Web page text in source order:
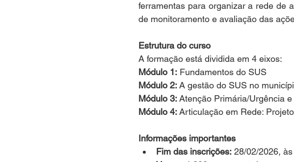
ferramentas para organizar a rede de
de monitoramento e avaliação das
Estrutura do curso
A formação está dividida em 4 eixos:
Módulo 1: Fundamentos do SUS
Módulo 2: A gestão do SUS no municípi
Módulo 3: Atenção Primária/Urgência
Módulo 4: Articulação em Rede:
Informações importantes
Fim das inscrições: 28/02/2026,